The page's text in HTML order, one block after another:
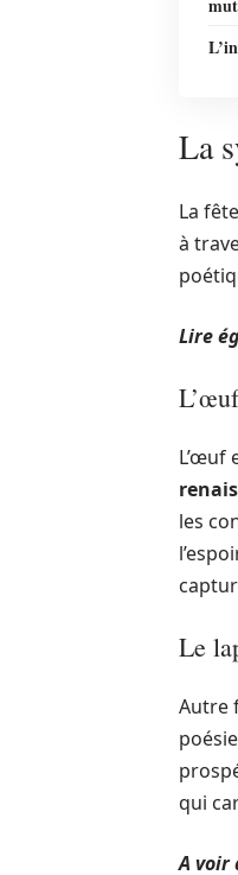
La
La
à
Lire
L’œuf
les
Le
Autre
qui
A voir